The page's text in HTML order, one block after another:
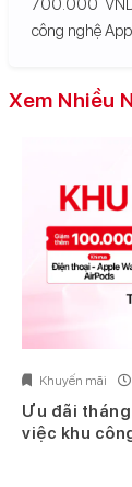
700.000
công nghệ
Xem Nhiều
Khuyến mãi
Ưu đãi
việc khu